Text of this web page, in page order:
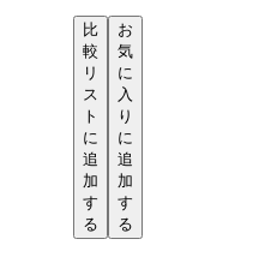
比
較
リ
ス
ト
に
追
加
す
る
お
気
に
入
り
に
追
加
す
る